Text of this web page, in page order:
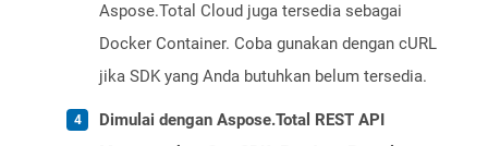
Aspose.Total Cloud juga tersedia sebagai
Docker Container. Coba gunakan dengan cURL
jika SDK yang Anda butuhkan belum tersedia.
Dimulai dengan Aspose.Total REST API